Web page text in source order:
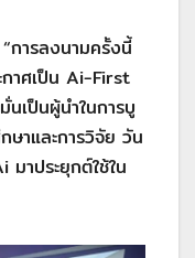
การลงนามครั้งนี้
าศเป็น Ai-First
เป็นผู้นำในการบู
าและการวิจัย วัน
มาประยุกต์ใช้ใน